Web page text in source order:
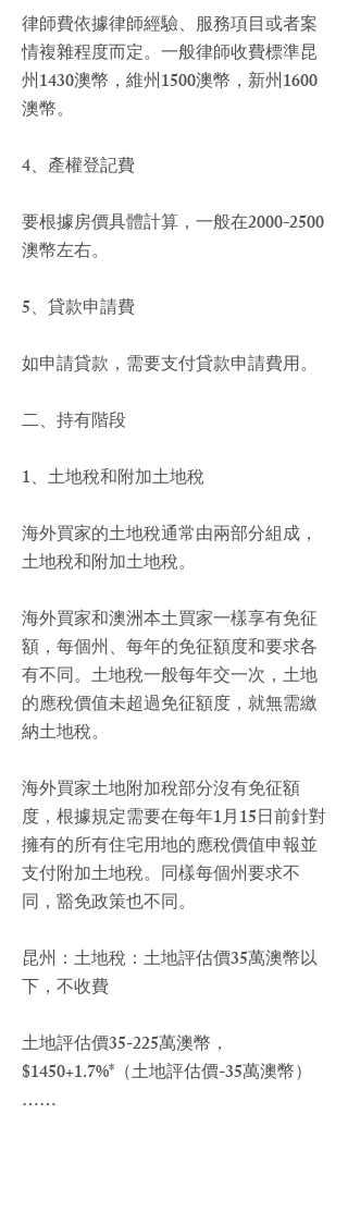
律師費依據律師經驗、服務項目或者案
情複雜程度而定。一般律師收費標準昆
州1430澳幣，維州1500澳幣，新州1600
澳幣。
4、產權登記費
要根據房價具體計算，一般在2000-2500
澳幣左右。
5、貸款申請費
如申請貸款，需要支付貸款申請費用。
二、持有階段
1、土地稅和附加土地稅
海外買家的土地稅通常由兩部分組成，
土地稅和附加土地稅。
海外買家和澳洲本土買家一樣享有免征
額，每個州、每年的免征額度和要求各
有不同。土地稅一般每年交一次，土地
的應稅價值未超過免征額度，就無需繳
納土地稅。
海外買家土地附加稅部分沒有免征額
度，根據規定需要在每年1月15日前針對
擁有的所有住宅用地的應稅價值申報並
支付附加土地稅。同樣每個州要求不
同，豁免政策也不同。
昆州：土地稅：土地評估價35萬澳幣以
下，不收費
土地評估價35-225萬澳幣，
$1450+1.7%*（土地評估價-35萬澳幣）
……